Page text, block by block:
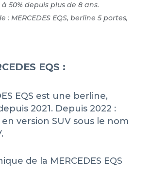
50% depuis plus de 8 ans.
: MERCEDES EQS, berline 5 portes,
EQS :
EQS est une berline,
2021. Depuis 2022 :
en version SUV sous le nom
de la MERCEDES EQS